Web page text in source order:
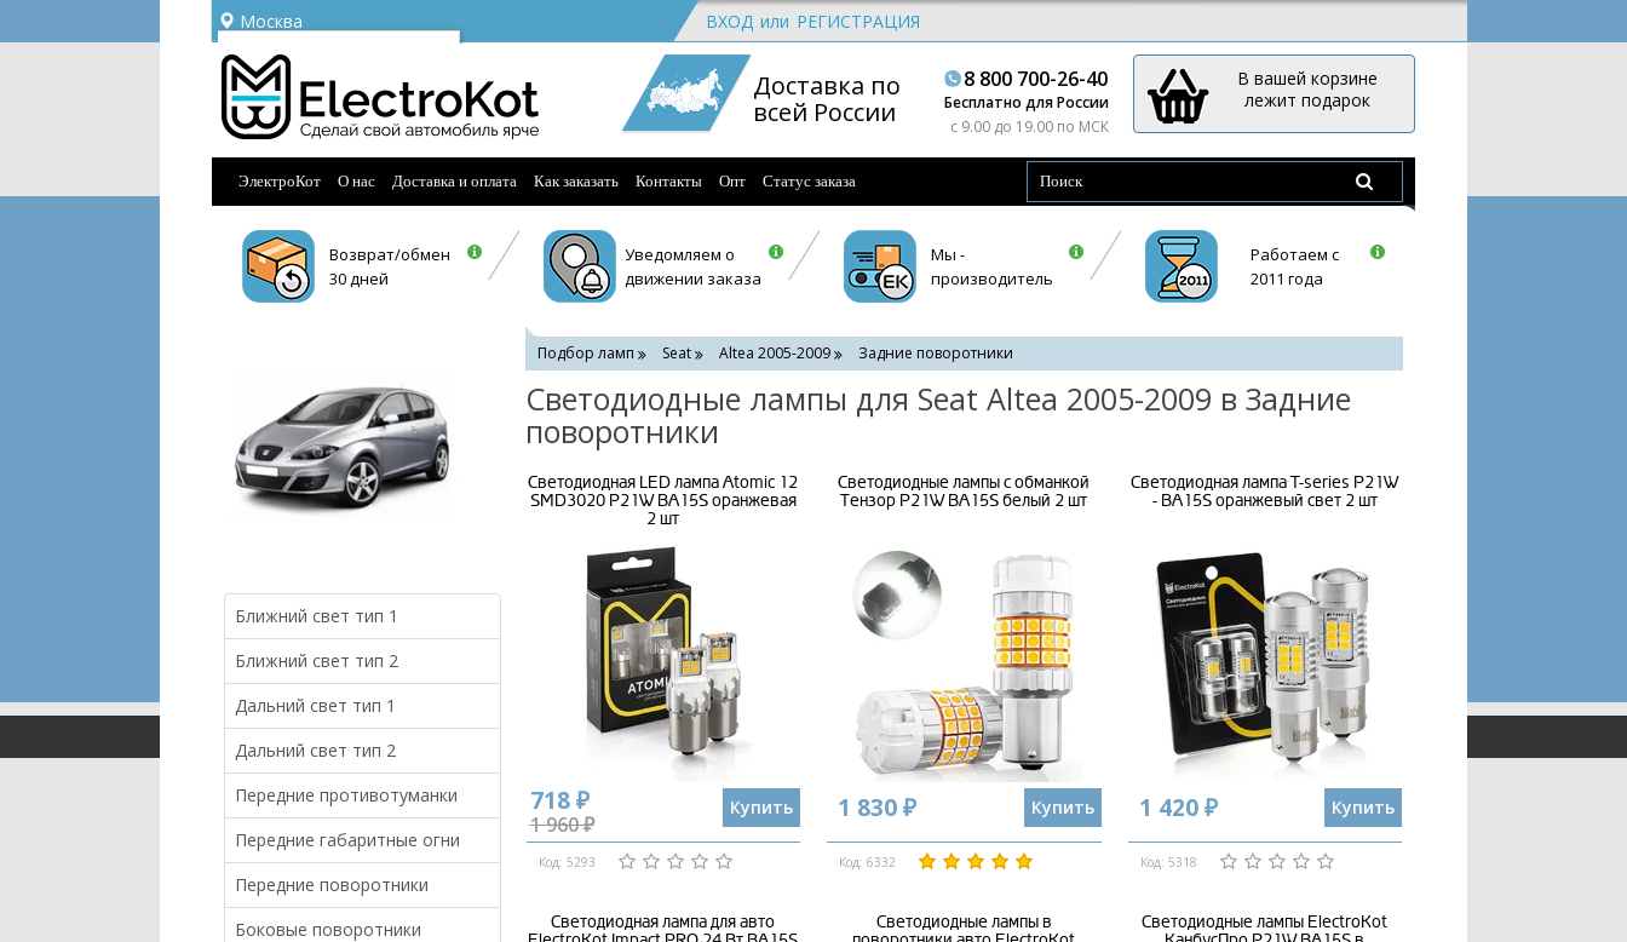
Москва
Ваш город —
Угадали?
ВХОД или РЕГИСТРАЦИЯ
Доставка по
всей России
8 800 700-26-40
Бесплатно для России
c 9.00 до 19.00 по МСК
В вашей корзине
лежит подарок
ЭлектроКот О нас Доставка и оплата Как заказать Контакты Опт Статус заказа
Возврат/обмен
30 дней
Уведомляем о
движении заказа
Мы -
производитель
Работаем с
2011 года
Ближний свет тип 1
Ближний свет тип 2
Дальний свет тип 1
Дальний свет тип 2
Передние противотуманки
Передние габаритные огни
Передние поворотники
Боковые поворотники
Подбор ламп Seat Altea 2005-2009 Задние поворотники
Светодиодные лампы для Seat Altea 2005-2009 в Задние
поворотники
Светодиодная LED лампа Atomic 12
SMD3020 P21W BA15S оранжевая
2 шт
718 ₽
1 960 ₽
Купить
Код: 5293
Светодиодные лампы с обманкой
Тензор P21W BA15S белый 2 шт
1 830 ₽ Купить
Код: 6332
Светодиодная лампа T-series P21W
- BA15S оранжевый свет 2 шт
1 420 ₽ Купить
Код: 5318
Светодиодная лампа для авто
Светодиодные лампы в
Светодиодные лампы ElectroKot